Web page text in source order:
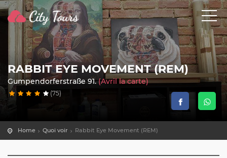
RABBIT EYE MOVEMENT (REM)
Gumpendorferstraße 91. (Avril la carte)
(75)
Home Quoi voir Rabbit Eye Movement (REM)